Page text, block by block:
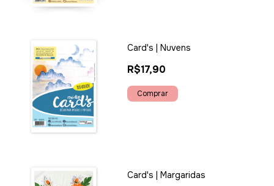
Card's | Nuvens
R$17,90
Card's | Margaridas